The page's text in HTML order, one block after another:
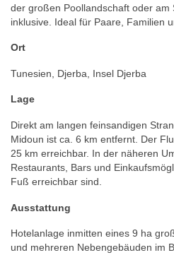
der großen Poollandschaft oder am
inklusive. Ideal für Paare, Familien
Ort
Tunesien, Djerba, Insel Djerba
Lage
Direkt am langen feinsandigen
Midoun ist ca. 6 km entfernt. Der
25 km erreichbar. In der näheren
Restaurants, Bars und
Fuß erreichbar sind.
Ausstattung
Hotelanlage inmitten eines 9 ha
und mehreren Nebengebäuden im